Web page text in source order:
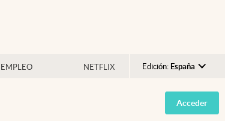
EMPLEO NETFLIX Edición: España
Argentina
España
Acceder